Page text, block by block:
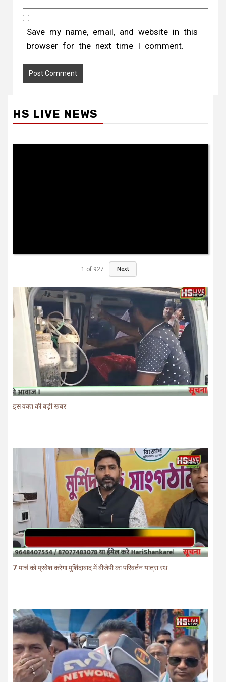
Save my name, email, and website in this
browser for the next time I comment.
HS LIVE NEWS
1 of 927 Next
इस वक्त की बड़ी खबर
7 मार्च को प्रवेश करेगा मुर्शिदाबाद में बीजेपी का परिवर्तन यात्रा रथ